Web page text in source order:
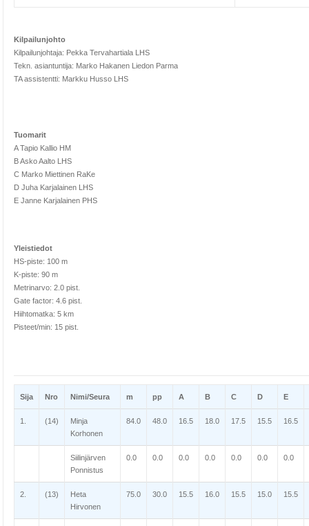
Kilpailunjohto
Kilpailunjohtaja: Pekka Tervahartiala LHS
Tekn. asiantuntija: Marko Hakanen Liedon Parma
TA assistentti: Markku Husso LHS
Tuomarit
A Tapio Kallio HM
B Asko Aalto LHS
C Marko Miettinen RaKe
D Juha Karjalainen LHS
E Janne Karjalainen PHS
Yleistiedot
HS-piste: 100 m
K-piste: 90 m
Metrinarvo: 2.0 pist.
Gate factor: 4.6 pist.
Hiihtomatka: 5 km
Pisteet/min: 15 pist.
Sija Nro Nimi/Seura m pp A B C D E
1. (14)
Minja
Korhonen
84.0 48.0 16.5 18.0 17.5 15.5 16.5
Siilinjärven
Ponnistus
0.0 0.0 0.0 0.0 0.0 0.0 0.0
2. (13)
Heta
Hirvonen
75.0 30.0 15.5 16.0 15.5 15.0 15.5